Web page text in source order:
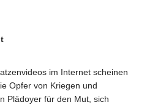
im Internet scheinen
Opfer von Kriegen und
Plädoyer für den Mut, sich